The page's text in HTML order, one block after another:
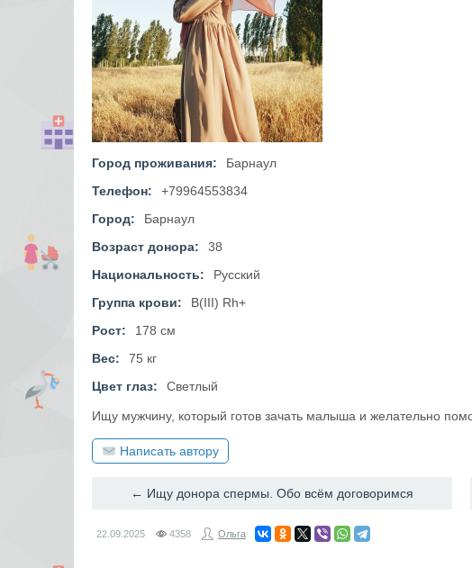
Город проживания:
Барнаул
Телефон:
+79964553834
Город:
Барнаул
Возраст донора:
38
Национальность:
Русский
Группа крови:
B(III) Rh+
Рост:
178 см
Вес:
75 кг
Цвет глаз:
Светлый
Ищу мужчину, который готов зачать малыша и желательно
Написать автору
← Ищу донора спермы. Обо всём договоримся
22.09.2025 4358 Ольга